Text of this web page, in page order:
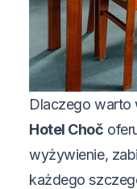
Dlaczego warto
Hotel Choč
wyżywienie,
każdego